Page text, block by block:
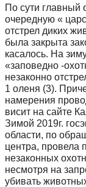
По сути главный
очередную «
отстрел диких
была закрыта
касалось. На
«заповедно -
незаконно
1 оленя (3).
намерения
висит на сайте
Зимой 2019г.
области, по
центра, провела
незаконных
несмотря на
убивать